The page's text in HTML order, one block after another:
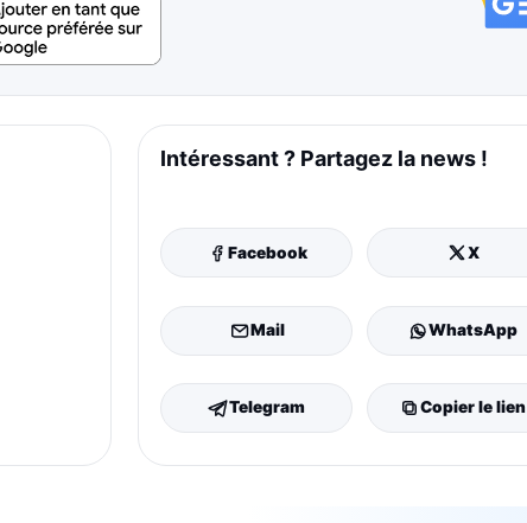
Intéressant ? Partagez la news !
Facebook X
Mail WhatsApp
Telegram Copier le lien